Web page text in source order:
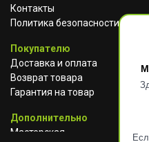
Контакты
Политика безопасности
Покупателю
Доставка и оплата
Возврат товара
Гарантия на товар
Дополнительно
Мастерская